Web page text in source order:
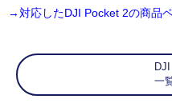
→対応したDJI Pocket 2の商品
一